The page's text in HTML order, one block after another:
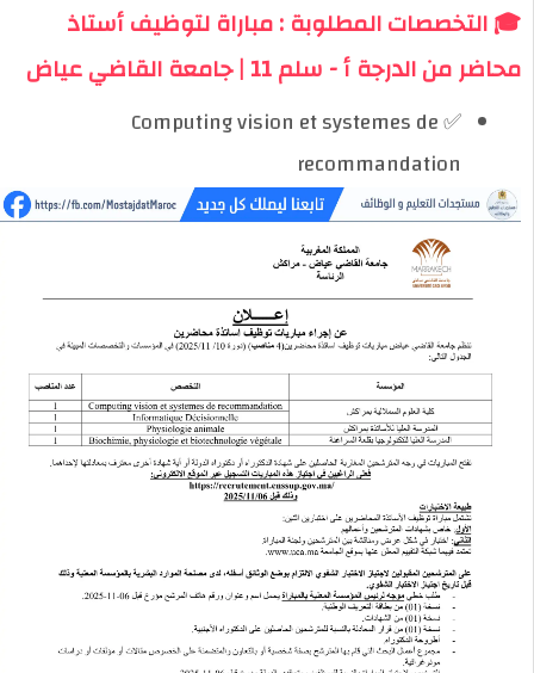
🎓 التخصصات المطلوبة : مباراة لتوظيف أستاذ
محاضر من الدرجة أ - سلم 11 | جامعة القاضي عياض
✅ Computing vision et systemes de
recommandation